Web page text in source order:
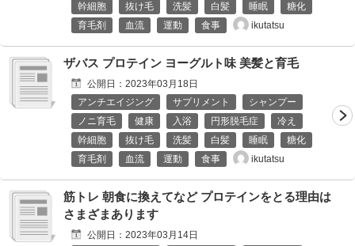
幹細胞
抜け毛 洗髪 白髪 睡眠
糖化
育毛剤
血流 運動 食事 ikutatsu
ザバス プロテイン ヨーグルト味 美髪と育毛
公開日： 2023年03月18日
アンチエイジング
サプリメント
シャンプー
ノニ育毛
健康 入浴 円形脱毛症
冷え
幹細胞
抜け毛 洗髪 白髪 睡眠
糖化
育毛剤
血流 運動 食事 ikutatsu
筋トレ 朝食に換えてなど プロテインをとる理由は
さまざまあります
公開日： 2023年03月14日